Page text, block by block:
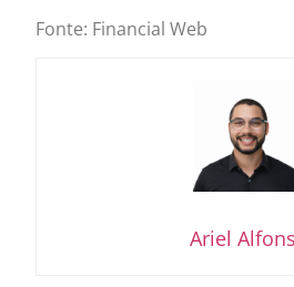
Fonte: Financial Web
Ariel